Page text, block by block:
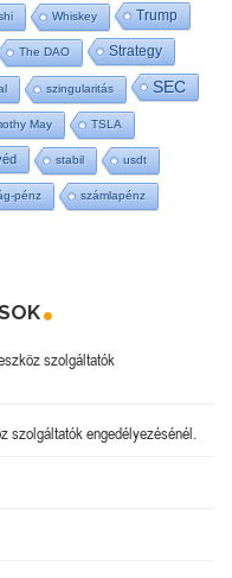
Whiskey Trump
The DAO Strategy
szingularitás SEC
May TSLA
stabil usdt
pénz számlapénz
szolgáltatók
szolgáltatók engedélyezésénél.